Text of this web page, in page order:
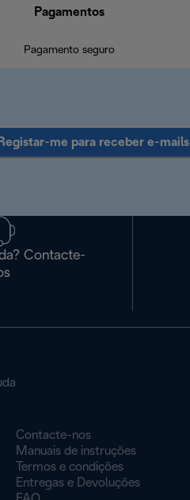
Pagamentos
Pagamento seguro
Registar-me para receber e-mails
Contacte-
Contacte-nos
Manuais de instruções
Termos e condições
Entregas e Devoluções